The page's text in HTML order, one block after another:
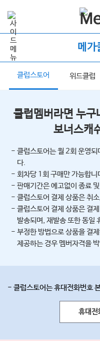
메가
클럽스토어 위드클럽
클럽멤버라면 누
보너스캐
- 클럽스토어는 월 2회 운영되
다.
- 회차당 1회 구매만 가능합니
- 판매기간은 예고없이 종료
- 클럽스토어 결제 상품은 취
- 클럽스토어 결제 상품은 결
발송되며, 재발송 또한 동일
- 부정한 방법으로 상품을 결
제공하는 경우 멤버자격을
- 클럽스토어는 휴대전화번호
휴대전